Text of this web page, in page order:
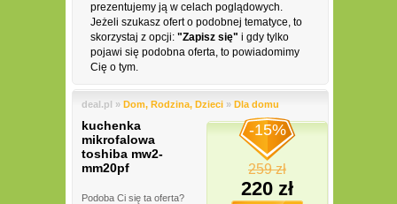
prezentujemy ją w celach poglądowych.
Jeżeli szukasz ofert o podobnej tematyce, to
skorzystaj z opcji: "Zapisz się" i gdy tylko
pojawi się podobna oferta, to powiadomimy
Cię o tym.
deal.pl » Dom, Rodzina, Dzieci » Dla domu
kuchenka
mikrofalowa
toshiba mw2-
mm20pf
Podoba Ci się ta oferta?
-15%
259 zł
220 zł